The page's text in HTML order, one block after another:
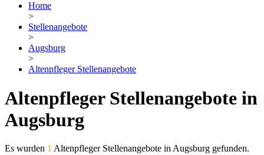
Home
>
Stellenangebote
>
Augsburg
>
Altenpfleger Stellenangebote
Altenpfleger Stellenangebote in
Augsburg
Es wurden 1 Altenpfleger Stellenangebote in Augsburg gefunden.